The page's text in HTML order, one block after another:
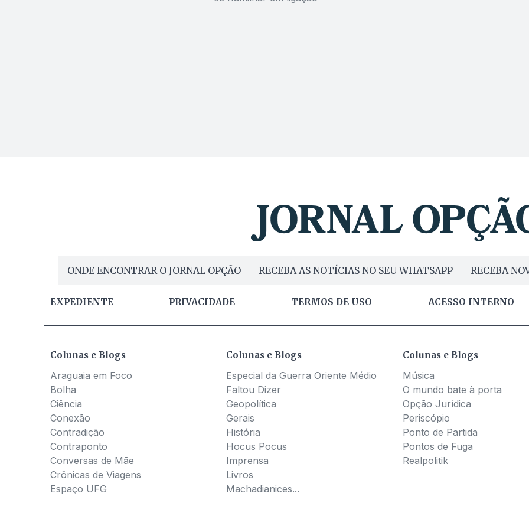
ONDE ENCONTRAR O JORNAL OPÇÃO RECEBA AS NOTÍCIAS NO SEU WHATSAPP RECEBA
EXPEDIENTE PRIVACIDADE TERMOS DE USO ACESSO INTERNO
Colunas e Blogs
Araguaia em Foco
Bolha
Ciência
Conexão
Contradição
Contraponto
Conversas de Mãe
Crônicas de Viagens
Espaço UFG
Colunas e Blogs
Especial da Guerra Oriente Médio
Faltou Dizer
Geopolítica
Gerais
História
Hocus Pocus
Imprensa
Livros
Machadianices...
Colunas e Blogs
Música
O mundo bate à porta
Opção Jurídica
Periscópio
Ponto de Partida
Pontos de Fuga
Realpolitik